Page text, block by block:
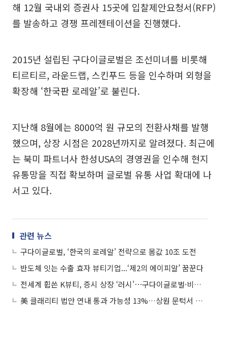
해 12월 국내외 증권사 15곳에 입찰제안요청서(RFP)
를 발송하고 경쟁 프레젠테이션을 진행했다.
2015년 설립된 구다이글로벌은 조선미녀를 비롯해
티르티르, 라운드랩, 스킨푸드 등을 인수하며 외형을
확장해 ‘한국판 로레알’로 불린다.
지난해 8월에는 8000억 원 규모의 전환사채를 발행
했으며, 상장 시점은 2028년까지로 알려졌다. 최근에
는 북미 파트너사 한성USA의 경영권을 인수해 현지
유통망을 직접 확보하며 글로벌 유통 사업 확대에 나
서고 있다.
관련 뉴스
구다이글로벌, ‘한국의 로레알’ 전략으로 몸값 10조 도전
반도체 잇는 수출 효자 뷰티기업...‘제2의 에이피알’ 꿈꾼다
전세계 휩쓴 K뷰티, 증시 상장 ‘러시’⋯구다이글로벌·비나우 IPO 본격화
美 클래리티 법안 연내 통과 가능성 13%…상원 문턱서 제동